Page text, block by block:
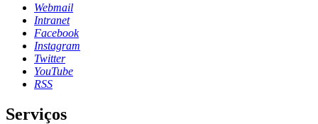
Webmail
Intranet
Facebook
Instagram
Twitter
YouTube
RSS
Serviços